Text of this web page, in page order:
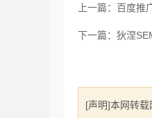
上一篇：百度推
下一篇：狄涅
[声明]本网转